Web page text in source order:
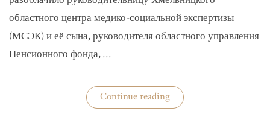
областного центра медико-социальной экспертизы
(МСЭК) и её сына, руководителя областного управления
Пенсионного фонда, …
Continue reading«В
Хмельницком